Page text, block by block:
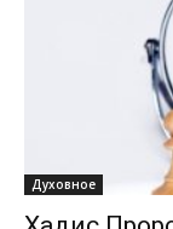
Духовное